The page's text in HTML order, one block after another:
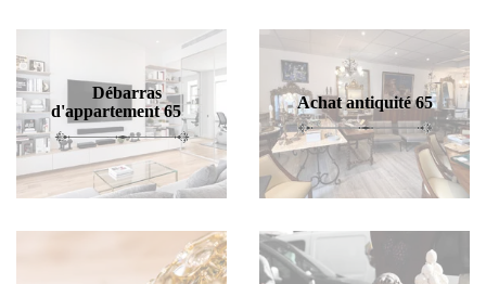
Débarras
d'appartement 65
Achat antiquité 65